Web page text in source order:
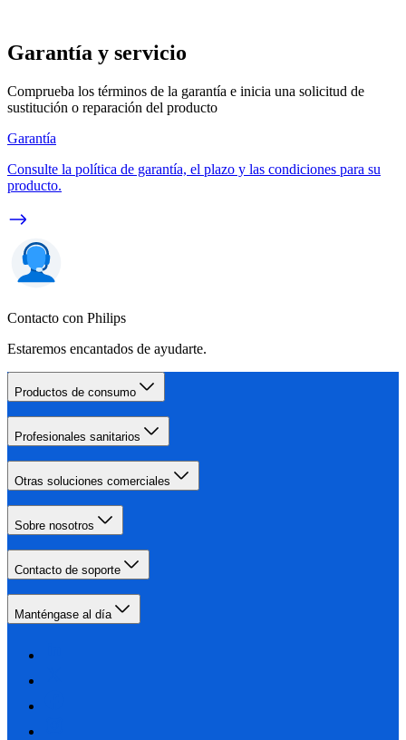
Garantía y servicio
Comprueba los términos de la garantía e inicia una solicitud de
sustitución o reparación del producto
Garantía
Consulte la política de garantía, el plazo y las condiciones para su
producto.
Contacto con Philips
Estaremos encantados de ayudarte.
Productos de consumo
Profesionales sanitarios
Otras soluciones comerciales
Sobre nosotros
Contacto de soporte
Manténgase al día